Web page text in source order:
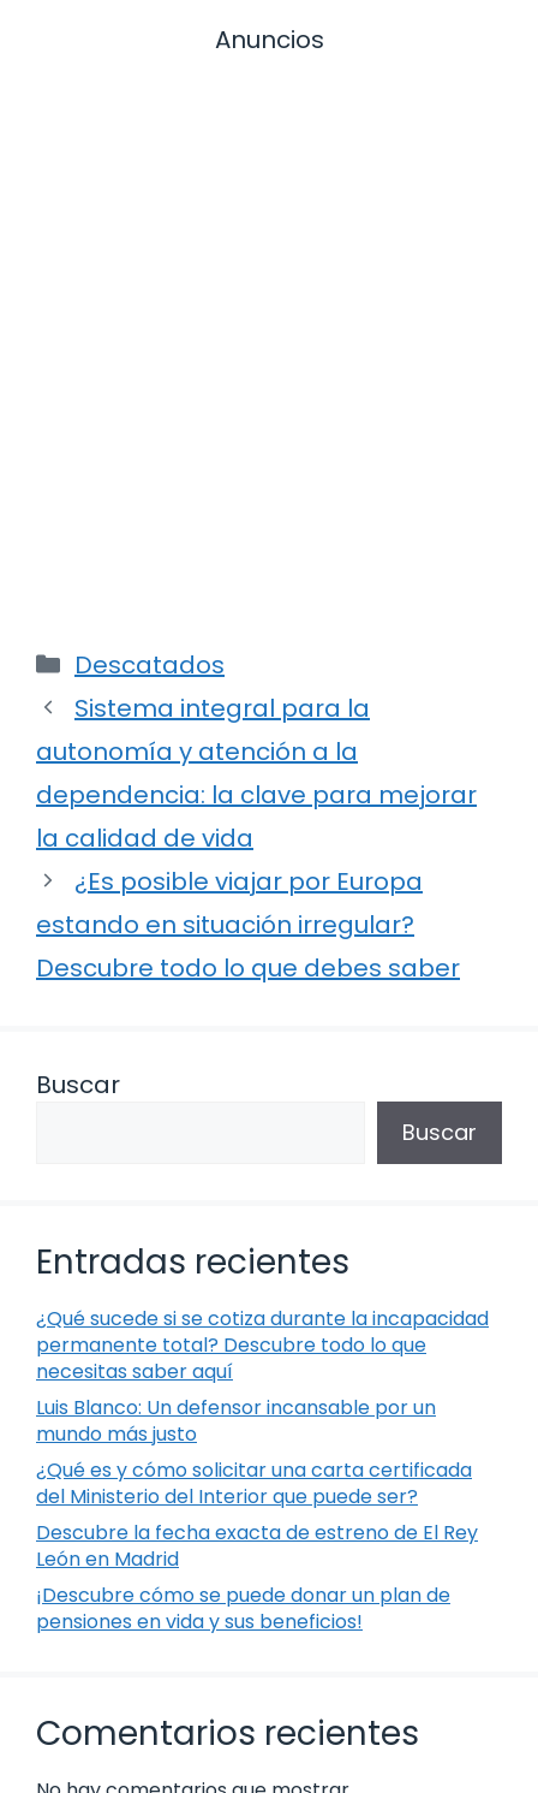
Anuncios
Categorías
Descatados
Sistema integral para la
autonomía y atención a la
dependencia: la clave para mejorar
la calidad de vida
¿Es posible viajar por Europa
estando en situación irregular?
Descubre todo lo que debes saber
Buscar
Buscar
Entradas recientes
¿Qué sucede si se cotiza durante la incapacidad
permanente total? Descubre todo lo que
necesitas saber aquí
Luis Blanco: Un defensor incansable por un
mundo más justo
¿Qué es y cómo solicitar una carta certificada
del Ministerio del Interior que puede ser?
Descubre la fecha exacta de estreno de El Rey
León en Madrid
¡Descubre cómo se puede donar un plan de
pensiones en vida y sus beneficios!
Comentarios recientes